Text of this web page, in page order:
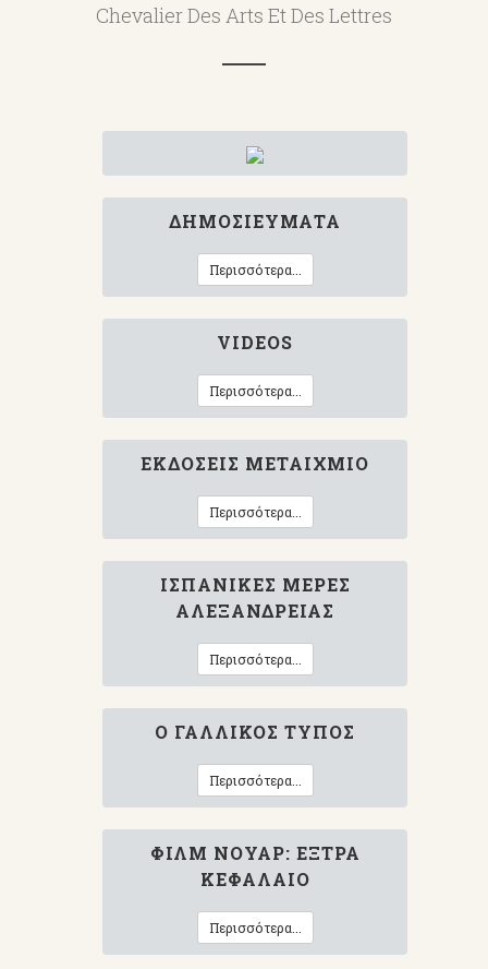
Chevalier Des Arts Et Des Lettres
ΔΗΜΟΣΙΕΎΜΑΤΑ
Περισσότερα...
VIDEOS
Περισσότερα...
ΕΚΔΌΣΕΙΣ ΜΕΤΑΊΧΜΙΟ
Περισσότερα...
ΙΣΠΑΝΙΚΈΣ ΜΈΡΕΣ
ΑΛΕΞΆΝΔΡΕΙΑΣ
Περισσότερα...
Ο ΓΑΛΛΙΚΌΣ ΤΎΠΟΣ
Περισσότερα...
ΦΙΛΜ ΝΟΥΆΡ: ΈΞΤΡΑ
ΚΕΦΆΛΑΙΟ
Περισσότερα...